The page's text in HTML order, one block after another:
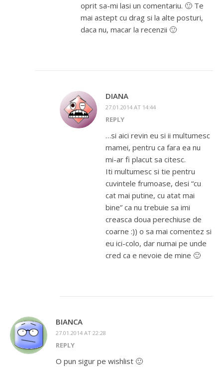
oprit sa-mi lasi un comentariu. 🙂 Te
mai astept cu drag si la alte posturi,
daca nu, macar la recenzii 🙂
DIANA
27.01.2014 AT 14:44
REPLY
…si aici revin eu si ii multumesc
mamei, pentru ca fara ea nu
mi-ar fi placut sa citesc.
Iti multumesc si tie pentru
cuvintele frumoase, desi “cu
cat mai putine, cu atat mai
bine” ca nu trebuie sa imi
creasca doua perechiuse de
coarne :)) o sa mai comentez si
eu ici-colo, dar numai pe unde
cred ca e nevoie de mine 🙂
BIANCA
27.01.2014 AT 22:28
REPLY
O pun sigur pe wishlist 🙂